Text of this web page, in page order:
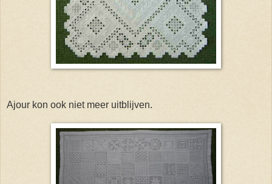
Ajour kon ook niet meer uitblijven.